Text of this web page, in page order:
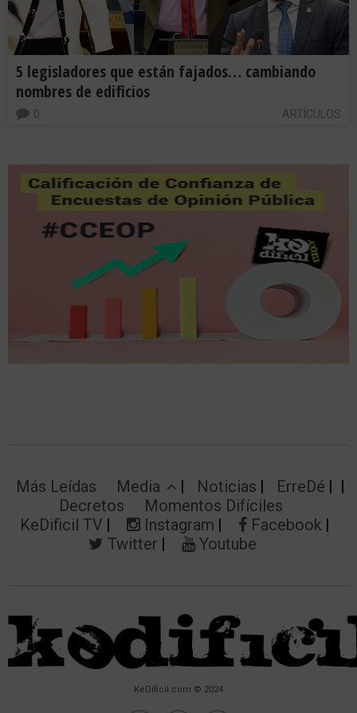
5 legisladores que están fajados… cambiando
nombres de edificios
ARTÍCULOS
0
Más Leídas Media Noticias
ErreDé
Decretos
Momentos Difíciles
KeDificil TV
Instagram
Facebook
Twitter
Youtube
KeDificil.com © 2024